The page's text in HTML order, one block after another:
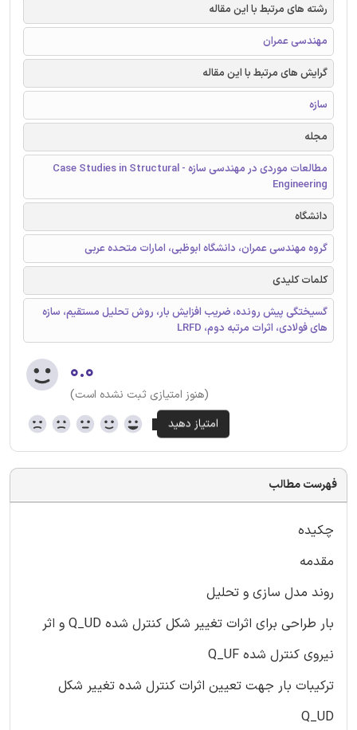
رشته های مرتبط با این مقاله
مهندسی عمران
گرایش های مرتبط با این مقاله
سازه
مجله
مطالعات موردی در مهندسی سازه - Case Studies in Structural
Engineering
دانشگاه
گروه مهندسی عمران، دانشگاه ابوظبی، امارات متحده عربی
کلمات کلیدی
گسیختگی پیش رونده، ضریب افزایش بار، روش تحلیل مستقیم، سازه
های فولادی، اثرات مرتبه دوم، LRFD
۰.۰
(هنوز امتیازی ثبت نشده است)
فهرست مطالب
چکیده
مقدمه
روند مدل سازی و تحلیل
بار طراحی برای اثرات تغییر شکل کنترل شده Q_UD و اثر
نیروی کنترل شده Q_UF
ترکیبات بار جهت تعیین اثرات کنترل شده تغییر شکل
Q_UD